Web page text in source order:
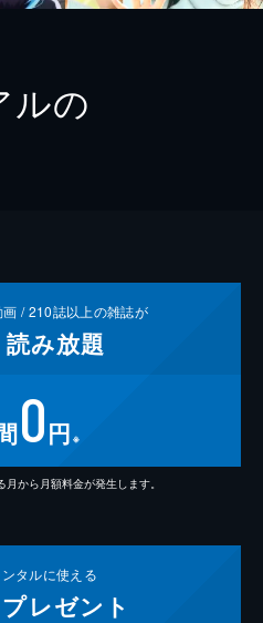
ルの
画 /210誌以上の雑誌が
読み放題
0円 ※
から月額料金が発生します。
タルに使える
プレゼント